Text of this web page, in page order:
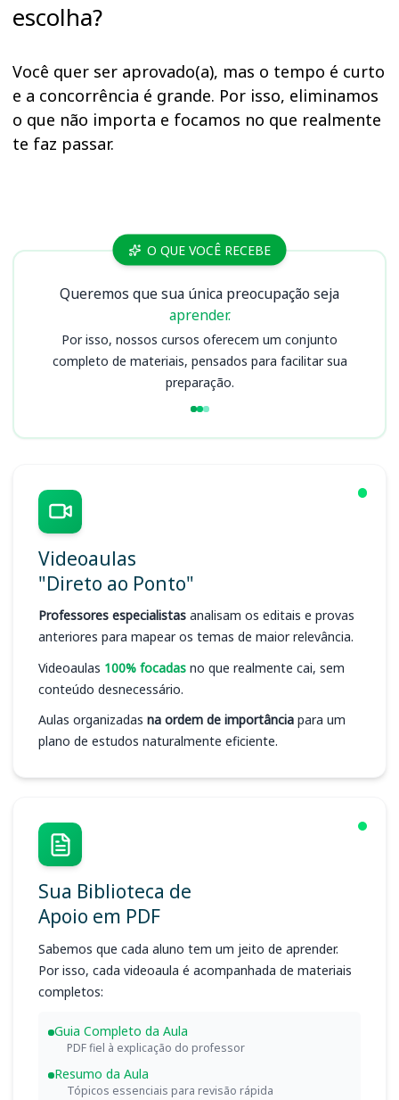
escolha?
Você quer ser aprovado(a), mas o tempo é curto
e a concorrência é grande. Por isso, eliminamos
o que não importa e focamos no que realmente
te faz passar.
Cursos FUNPRESP-EXE
O QUE VOCÊ RECEBE
Queremos que sua única preocupação seja
aprender.
Por isso, nossos cursos oferecem um conjunto
completo de materiais, pensados para facilitar sua
preparação.
Videoaulas
"Direto ao Ponto"
Professores especialistas analisam os editais e provas
anteriores para mapear os temas de maior relevância.
Videoaulas 100% focadas no que realmente cai, sem
conteúdo desnecessário.
Aulas organizadas na ordem de importância para um
plano de estudos naturalmente eficiente.
Sua Biblioteca de
Apoio em PDF
Sabemos que cada aluno tem um jeito de aprender.
Por isso, cada videoaula é acompanhada de materiais
completos:
Guia Completo da Aula
PDF fiel à explicação do professor
Resumo da Aula
Tópicos essenciais para revisão rápida